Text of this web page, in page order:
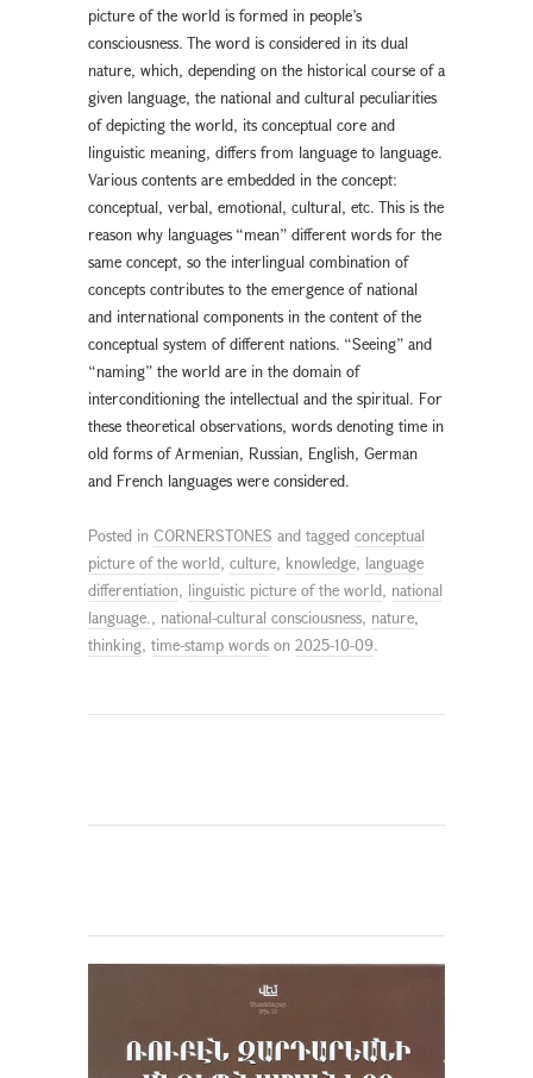
picture of the world is formed in people’s
consciousness. The word is considered in its dual
nature, which, depending on the historical course of a
given language, the national and cultural peculiarities
of depicting the world, its conceptual core and
linguistic meaning, differs from language to language.
Various contents are embedded in the concept:
conceptual, verbal, emotional, cultural, etc. This is the
reason why languages “mean” different words for the
same concept, so the interlingual combination of
concepts contributes to the emergence of national
and international components in the content of the
conceptual system of different nations. “Seeing” and
“naming” the world are in the domain of
interconditioning the intellectual and the spiritual. For
these theoretical observations, words denoting time in
old forms of Armenian, Russian, English, German
and French languages were considered.
Posted in CORNERSTONES and tagged conceptual
picture of the world, culture, knowledge, language
differentiation, linguistic picture of the world, national
language., national-cultural consciousness, nature,
thinking, time-stamp words on 2025-10-09.